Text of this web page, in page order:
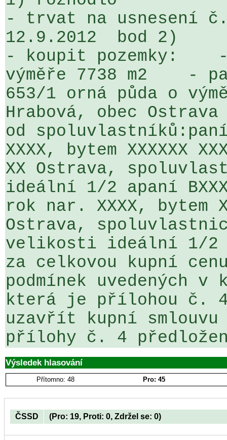
- trvat na usnesení
12.9.2012  bod 2)
- koupit pozemky:
výměře 7738 m2    -
653/1 orná půda o
Hrabová, obec Ostrava
od spoluvlastníků:paní
XXXX, bytem XXXXXX
XX Ostrava,
ideální 1/2 apaní
rok nar. XXXX, bytem
Ostrava,
velikosti ideální 1/2
za celkovou kupní
podmínek uvedených
která je přílohou č.
uzavřít kupní
přílohy č. 4
Výsledek hlasování
Přítomno: 48 Pro: 45
ČSSD (Pro: 19, Proti: 0, Zdržel se: 0)